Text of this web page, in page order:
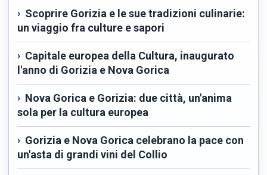
Scoprire Gorizia e le sue tradizioni culinarie:
un viaggio fra culture e sapori
Capitale europea della Cultura, inaugurato
l'anno di Gorizia e Nova Gorica
Nova Gorica e Gorizia: due città, un'anima
sola per la cultura europea
Gorizia e Nova Gorica celebrano la pace con
un'asta di grandi vini del Collio